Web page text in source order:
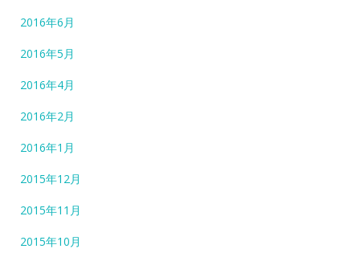
2016年6月
2016年5月
2016年4月
2016年2月
2016年1月
2015年12月
2015年11月
2015年10月